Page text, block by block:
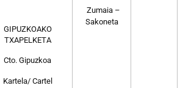
GIPUZKOAKO
TXAPELKETA
Cto. Gipuzkoa
Kartela/ Cartel
Zumaia –
Sakoneta